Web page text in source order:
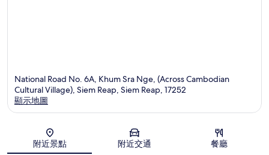
National Road No. 6A, Khum Sra Nge, (Across Cambodian
Cultural Village), Siem Reap, Siem Reap, 17252
顯示地圖
附近景點 附近交通 餐廳